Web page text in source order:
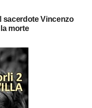
sacerdote Vincenzo
morte